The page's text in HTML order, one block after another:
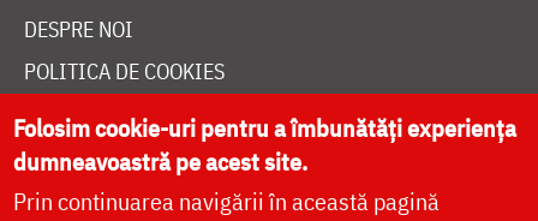
DESPRE NOI
POLITICA DE COOKIES
DONEAZĂ ONLINE PENTRU CATEDRALA NAȚIONALĂ
LIVE
Folosim cookie-uri pentru a îmbunătăți experiența
dumneavoastră pe acest site.
Prin continuarea navigării în această pagină